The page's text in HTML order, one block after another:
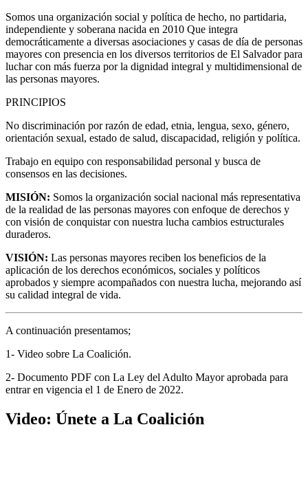
Somos una organización social y política de hecho, no partidaria,
independiente y soberana nacida en 2010 Que integra
democráticamente a diversas asociaciones y casas de día de personas
mayores con presencia en los diversos territorios de El Salvador para
luchar con más fuerza por la dignidad integral y multidimensional de
las personas mayores.
PRINCIPIOS
No discriminación por razón de edad, etnia, lengua, sexo, género,
orientación sexual, estado de salud, discapacidad, religión y política.
Trabajo en equipo con responsabilidad personal y busca de
consensos en las decisiones.
MISIÓN: Somos la organización social nacional más representativa
de la realidad de las personas mayores con enfoque de derechos y
con visión de conquistar con nuestra lucha cambios estructurales
duraderos.
VISIÓN: Las personas mayores reciben los beneficios de la
aplicación de los derechos económicos, sociales y políticos
aprobados y siempre acompañados con nuestra lucha, mejorando así
su calidad integral de vida.
A continuación presentamos;
1- Video sobre La Coalición.
2- Documento PDF con La Ley del Adulto Mayor aprobada para
entrar en vigencia el 1 de Enero de 2022.
Video: Únete a La Coalición